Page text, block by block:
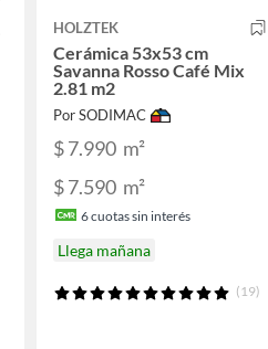
HOLZTEK
Cerámica 53x53 cm
Savanna Rosso Café Mix
2.81 m2
Por SODIMAC
$ 7.990 m²
$ 7.590 m²
6cuotas sin interés
Llega mañana
(19)